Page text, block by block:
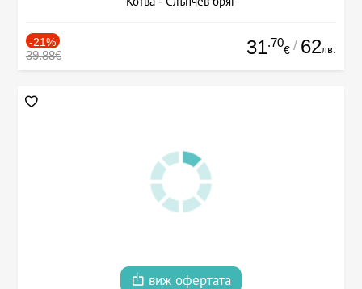
-21%
39.88€ 31.70
€ / 62лв.
виж офертата